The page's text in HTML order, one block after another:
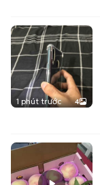
1 phút trước 4